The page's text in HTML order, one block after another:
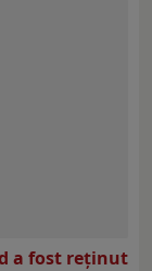
a fost reţinut